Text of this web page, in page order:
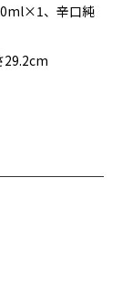
、辛口純